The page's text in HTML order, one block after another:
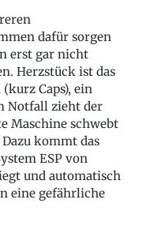
dafür sorgen
erst gar nicht
Herzstück ist das
Caps), ein
Notfall zieht der
Maschine schwebt
kommt das
ESP von
und automatisch
eine gefährliche